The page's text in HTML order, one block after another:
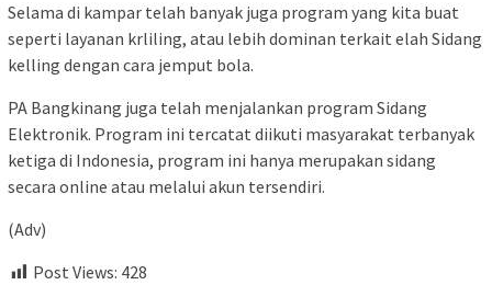
Selama di kampar telah banyak juga program yang kita buat
seperti layanan krliling, atau lebih dominan terkait elah Sidang
kelling dengan cara jemput bola.
PA Bangkinang juga telah menjalankan program Sidang
Elektronik. Program ini tercatat diikuti masyarakat terbanyak
ketiga di Indonesia, program ini hanya merupakan sidang
secara online atau melalui akun tersendiri.
(Adv)
Post Views: 428